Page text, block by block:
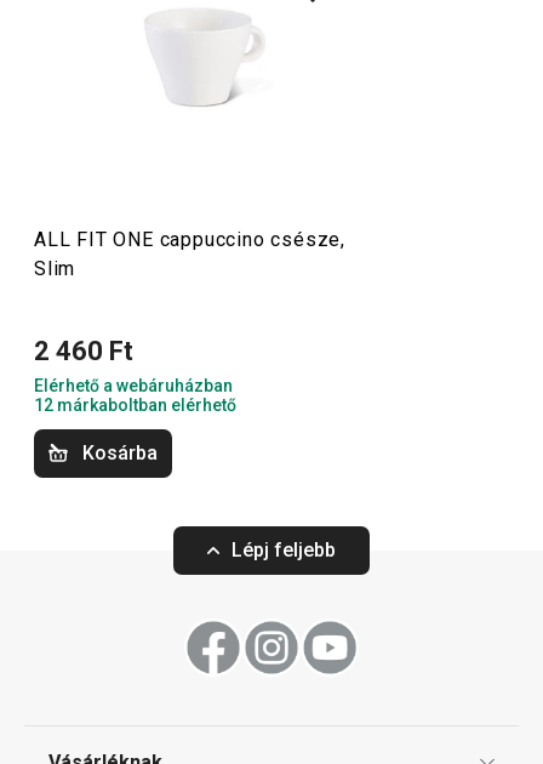
készítettük el az ALL FIT ONE porcelán szerviz
termékcsaládot (Belly és Slim alkategóriák), amely
mindenkit levesz a lábáról, aki szeret szép, minőségi
kávézni, teázni
ALL FIT ONE tejszíntartó
ALL FIT ONE cappuccino csésze,
Slim
2 460 Ft
Elérhető a webáruházban
12 márkaboltban elérhető
Kosárba
Lépj feljebb